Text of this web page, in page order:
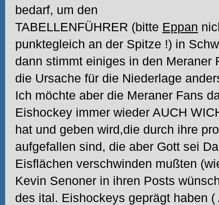
bedarf, um den
TABELLENFÜHRER (bitte Eppan
punktegleich an der Spitze !) in
dann stimmt einiges in den Meraner
die Ursache für die Niederlage
Ich möchte aber die Meraner Fans
Eishockey immer wieder AUCH
hat und geben wird,die durch ihre
aufgefallen sind, die aber Gott sei
Eisflächen verschwinden mußten
Kevin Senoner in ihren Posts
des ital. Eishockeys geprägt haben (